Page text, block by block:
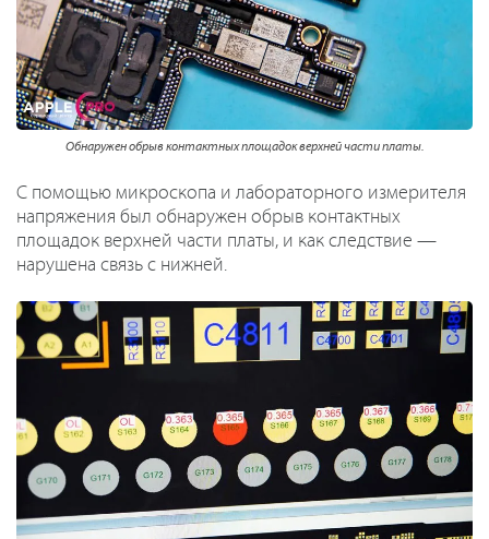
Обнаружен обрыв контактных площадок верхней части платы.
С помощью микроскопа и лабораторного измерителя
напряжения был обнаружен обрыв контактных
площадок верхней части платы, и как следствие —
нарушена связь с нижней.